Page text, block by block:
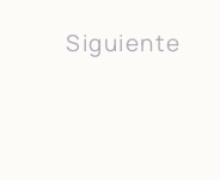
Siguiente